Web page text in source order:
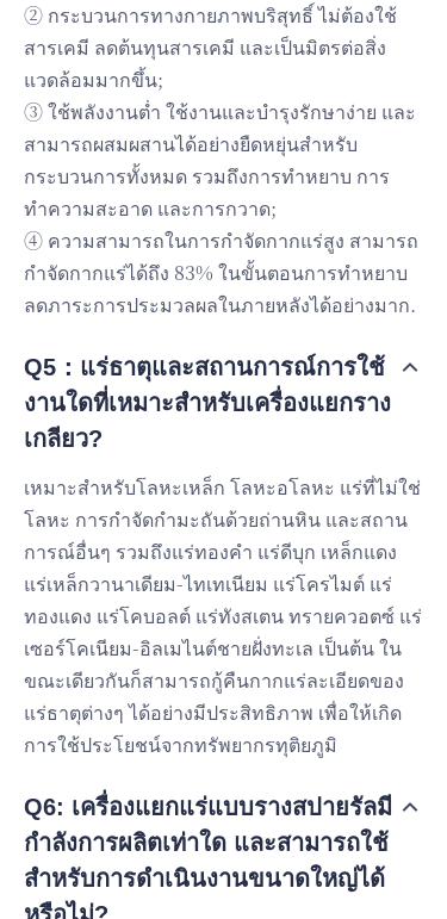
② กระบวนการทางกายภาพบริสุทธิ์ ไม่ต้องใช้
สารเคมี ลดต้นทุนสารเคมี และเป็นมิตรต่อสิ่ง
แวดล้อมมากขึ้น;
③ ใช้พลังงานต่ำ ใช้งานและบำรุงรักษาง่าย และ
สามารถผสมผสานได้อย่างยืดหยุ่นสำหรับ
กระบวนการทั้งหมด รวมถึงการทำหยาบ การ
ทำความสะอาด และการกวาด;
④ ความสามารถในการกำจัดกากแร่สูง สามารถ
กำจัดกากแร่ได้ถึง 83% ในขั้นตอนการทำหยาบ
ลดภาระการประมวลผลในภายหลังได้อย่างมาก.
Q5：แร่ธาตุและสถานการณ์การใช้
งานใดที่เหมาะสำหรับเครื่องแยกราง
เกลียว?
เหมาะสำหรับโลหะเหล็ก โลหะอโลหะ แร่ที่ไม่ใช่
โลหะ การกำจัดกำมะถันด้วยถ่านหิน และสถาน
การณ์อื่นๆ รวมถึงแร่ทองคำ แร่ดีบุก เหล็กแดง
แร่เหล็กวานาเดียม-ไทเทเนียม แร่โครไมต์ แร่
ทองแดง แร่โคบอลต์ แร่ทังสเตน ทรายควอตซ์ แร่
เซอร์โคเนียม-อิลเมไนต์ชายฝั่งทะเล เป็นต้น ใน
ขณะเดียวกันก็สามารถกู้คืนกากแร่ละเอียดของ
แร่ธาตุต่างๆ ได้อย่างมีประสิทธิภาพ เพื่อให้เกิด
การใช้ประโยชน์จากทรัพยากรทุติยภูมิ
Q6: เครื่องแยกแร่แบบรางสปายรัลมี
กำลังการผลิตเท่าใด และสามารถใช้
สำหรับการดำเนินงานขนาดใหญ่ได้